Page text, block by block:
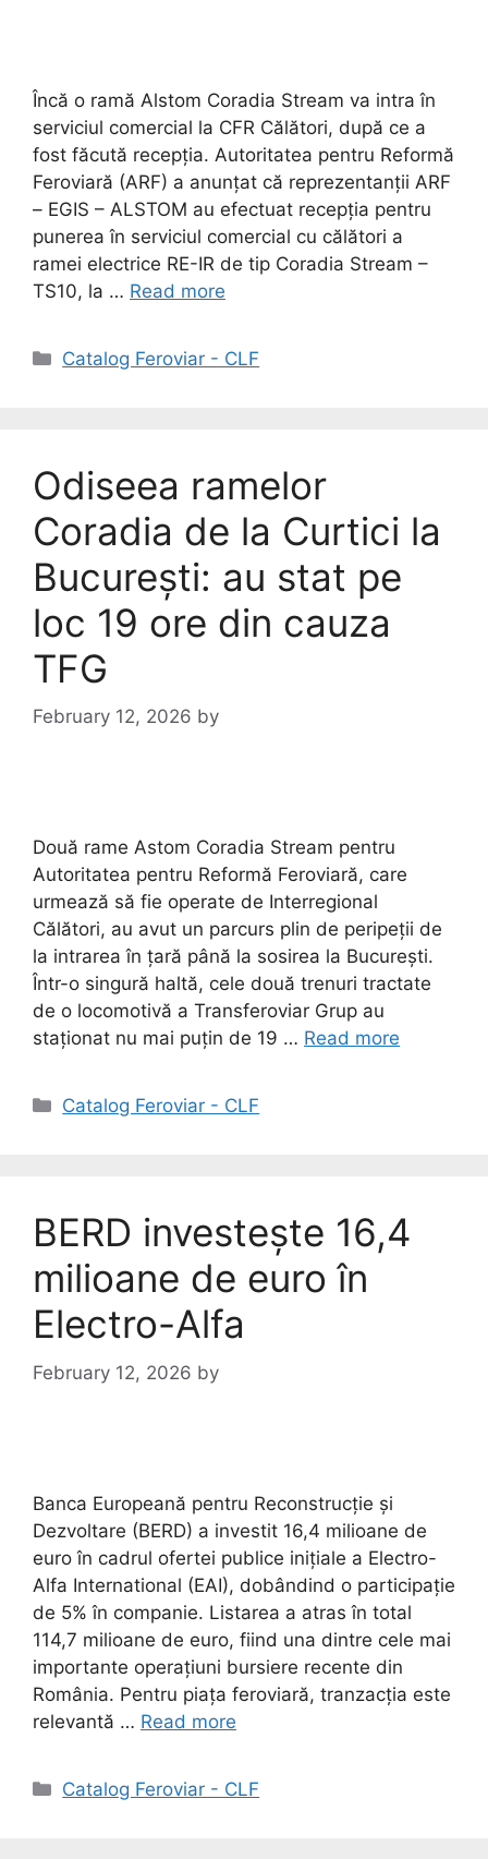
Încă o ramă Alstom Coradia Stream va intra în
serviciul comercial la CFR Călători, după ce a
fost făcută recepția. Autoritatea pentru Reformă
Feroviară (ARF) a anunțat că reprezentanții ARF
– EGIS – ALSTOM au efectuat recepția pentru
punerea în serviciul comercial cu călători a
ramei electrice RE-IR de tip Coradia Stream –
TS10, la … Read more
Catalog Feroviar - CLF
Odiseea ramelor
Coradia de la Curtici la
București: au stat pe
loc 19 ore din cauza
TFG
February 12, 2026 by
Două rame Astom Coradia Stream pentru
Autoritatea pentru Reformă Feroviară, care
urmează să fie operate de Interregional
Călători, au avut un parcurs plin de peripeții de
la intrarea în țară până la sosirea la București.
Într-o singură haltă, cele două trenuri tractate
de o locomotivă a Transferoviar Grup au
staționat nu mai puțin de 19 … Read more
Catalog Feroviar - CLF
BERD investește 16,4
milioane de euro în
Electro-Alfa
February 12, 2026 by
Banca Europeană pentru Reconstrucție și
Dezvoltare (BERD) a investit 16,4 milioane de
euro în cadrul ofertei publice inițiale a Electro-
Alfa International (EAI), dobândind o participație
de 5% în companie. Listarea a atras în total
114,7 milioane de euro, fiind una dintre cele mai
importante operațiuni bursiere recente din
România. Pentru piața feroviară, tranzacția este
relevantă … Read more
Catalog Feroviar - CLF